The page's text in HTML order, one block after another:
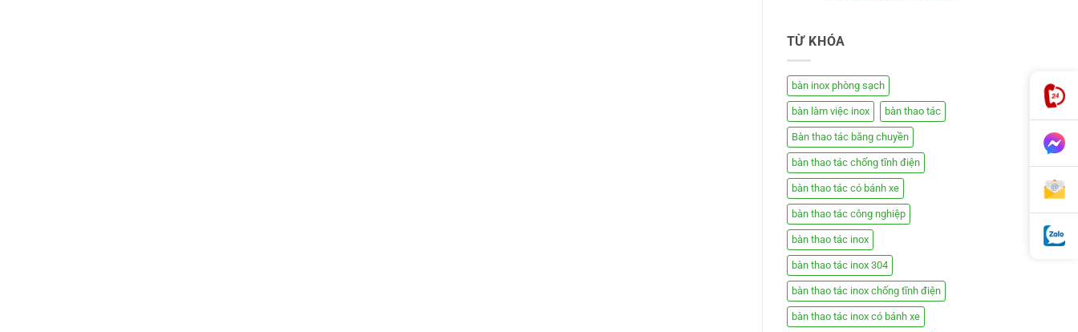
TỪ KHÓA
bàn inox phòng sạch
bàn làm việc inox bàn thao tác
Bàn thao tác băng chuyền
bàn thao tác chống tĩnh điện
bàn thao tác có bánh xe
bàn thao tác công nghiệp
bàn thao tác inox
bàn thao tác inox 304
bàn thao tác inox chống tĩnh điện
bàn thao tác inox có bánh xe